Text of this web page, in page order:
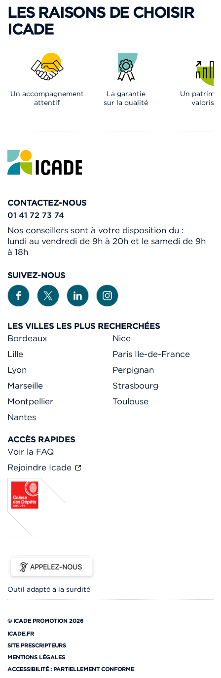
LES RAISONS DE CHOISIR
ICADE
Un accompagnement
attentif
La garantie
sur la qualité
Un
valorisé
CONTACTEZ-NOUS
01 41 72 73 74
Nos conseillers sont à votre disposition du :
lundi au vendredi de 9h à 20h et le samedi de 9h
à 18h
SUIVEZ-NOUS
LES VILLES LES PLUS RECHERCHÉES
Bordeaux
Lille
Lyon
Marseille
Montpellier
Nantes
Nice
Paris Ile-de-France
Perpignan
Strasbourg
Toulouse
ACCÈS RAPIDES
Voir la FAQ
Rejoindre Icade
Outil adapté à la surdité
© ICADE PROMOTION 2026
ICADE.FR
SITE PRESCRIPTEURS
MENTIONS LÉGALES
ACCESSIBILITÉ : PARTIELLEMENT CONFORME